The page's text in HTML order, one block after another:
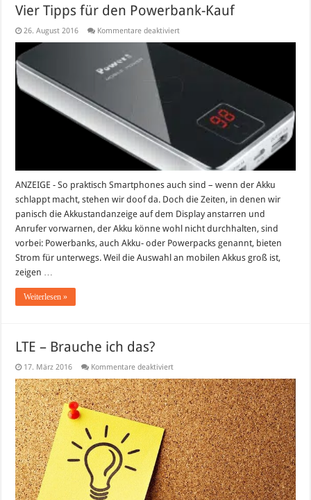
Vier Tipps für den Powerbank-Kauf
26. August 2016 Kommentare deaktiviertfür
für
ANZEIGE - So praktisch Smartphones auch sind – wenn der Akku
schlappt macht, stehen wir doof da. Doch die Zeiten, in denen wir
panisch die Akkustandanzeige auf dem Display anstarren und
Anrufer vorwarnen, der Akku könne wohl nicht durchhalten, sind
vorbei: Powerbanks, auch Akku- oder Powerpacks genannt, bieten
Strom für unterwegs. Weil die Auswahl an mobilen Akkus groß ist,
zeigen …
Weiterlesen »
LTE – Brauche ich das?
17. März 2016 Kommentare deaktiviertfür
–
Brauche
ich
das?